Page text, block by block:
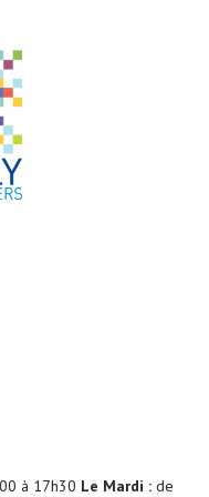
à 17h30 Le Mardi : de